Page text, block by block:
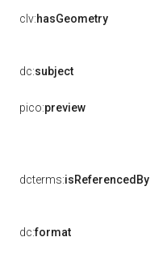
clv:hasGeometry
dc:subject
pico:preview
dcterms:isReferencedBy
dc:format